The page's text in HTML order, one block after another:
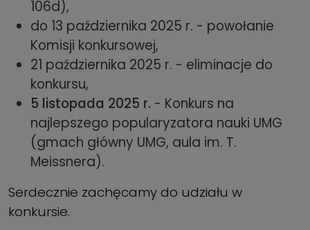
106d),
do 13 października 2025 r. - powołanie
Komisji konkursowej,
21 października 2025 r. - eliminacje do
konkursu,
5 listopada 2025 r. - Konkurs na
najlepszego popularyzatora nauki UMG
(gmach główny UMG, aula im. T.
Meissnera).
Serdecznie zachęcamy do udziału w
konkursie.